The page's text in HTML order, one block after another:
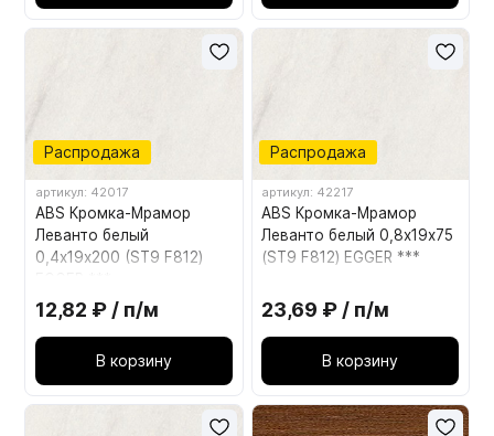
Распродажа
артикул: 42017
ABS Кромка-Мрамор
Леванто белый
0,4х19х200 (ST9 F812)
12,82 ₽ / п/м
В корзину
Распродажа
артикул: 42217
ABS Кромка-Мрамор
Леванто белый 0,8х19х75
(ST9 F812) EGGER ***
23,69 ₽ / п/м
В корзину